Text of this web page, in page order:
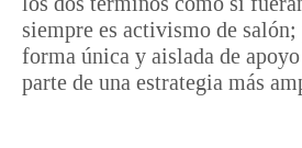
siempre es activismo de
forma única y aislada de
parte de una estrategia más